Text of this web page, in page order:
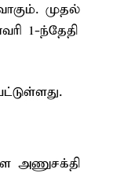
முதல்
1-ந்தேதி
அணுசக்தி